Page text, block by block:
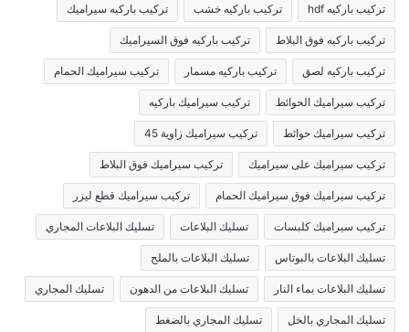
تركيب باركيه hdf تركيب باركيه خشب تركيب باركيه سيراميك
تركيب باركيه فوق البلاط تركيب باركيه فوق السيراميك
تركيب باركيه لصق تركيب باركيه مسمار تركيب سيراميك الحمام
تركيب سيراميك الحوائط تركيب سيراميك باركيه
تركيب سيراميك حوائط تركيب سيراميك زاوية 45
تركيب سيراميك على سيراميك تركيب سيراميك فوق البلاط
تركيب سيراميك فوق سيراميك الحمام تركيب سيراميك قطع ليزر
تركيب سيراميك كلبسات تسليك البلاعات تسليك البلاعات المجاري
تسليك البلاعات بالبوتاس تسليك البلاعات بالملح
تسليك البلاعات بماء النار تسليك البلاعات من الدهون تسليك المجاري
تسليك المجاري بالخل تسليك المجاري بالضغط